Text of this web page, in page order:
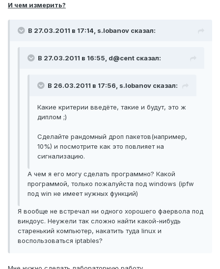
И чем измерить?
В 27.03.2011 в 17:14, s.lobanov сказал:
В 27.03.2011 в 16:55, d@cent сказал:
В 26.03.2011 в 17:56, s.lobanov сказал:
Какие критерии введёте, такие и будут, это ж
диплом ;)
Сделайте рандомный дроп пакетов(например,
10%) и посмотрите как это повлияет на
сигнализацию.
А чем я его могу сделать программно? Какой
программой, только пожалуйста под windows (ipfw
под win не имеет нужных функций)
Я вообще не встречал ни одного хорошего фаервола под
виндоус. Неужели так сложно найти какой-нибудь
старенький компьютер, накатить туда linux и
воспользоваться iptables?